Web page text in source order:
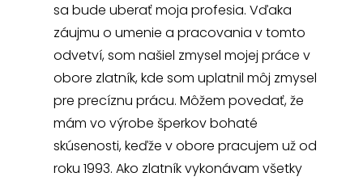
sa bude uberať moja profesia. Vďaka
záujmu o umenie a pracovania v tomto
odvetví, som našiel zmysel mojej práce v
obore zlatník, kde som uplatnil môj zmysel
pre precíznu prácu. Môžem povedať, že
mám vo výrobe šperkov bohaté
skúsenosti, keďže v obore pracujem už od
roku 1993. Ako zlatník vykonávam všetky